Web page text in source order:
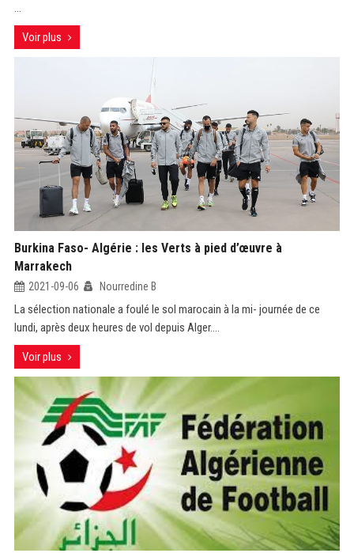
...
Voir plus
Burkina Faso- Algérie : les Verts à pied d’œuvre à
Marrakech
2021-09-06 Nourredine B
La sélection nationale a foulé le sol marocain à la mi- journée de ce
lundi, après deux heures de vol depuis Alger....
Voir plus